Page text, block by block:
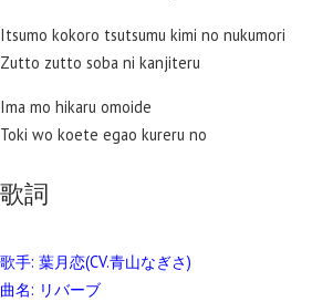
Itsumo kokoro tsutsumu kimi no nukumori
Zutto zutto soba ni kanjiteru
Ima mo hikaru omoide
Toki wo koete egao kureru no
歌詞
歌手: 葉月恋(CV.青山なぎさ)
曲名: リバーブ